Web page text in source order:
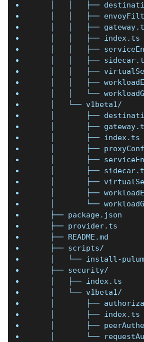
│   │   ├──
│   │   ├──
│   │   ├──
    │   │   ├── index.ts
│   │   ├──
│   │   ├──
│   │   ├──
│   │   ├──
│   │   └──
    │   └── v1beta1/
│       ├──
│       ├──
    │       ├── index.ts
│       ├──
│       ├──
│       ├──
│       ├──
│       ├──
│       └──
    ├── package.json
    ├── provider.ts
    ├── README.md
    ├── scripts/
│   └── install-
    ├── security/
    │   ├── index.ts
    │   └── v1beta1/
│       ├──
    │       ├── index.ts
│       ├──
│       └──